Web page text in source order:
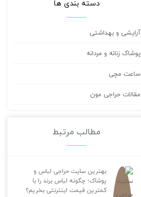
دسته بندی ها
آرایشی و بهداشتی
پوشاک زنانه و مردانه
ساعت مچی
مقالات حراجی مون
مطالب مرتبط
بهترین سایت حراجی لباس و
پوشاک؛ چگونه لباس برند را با
کمترین قیمت اینترنتی بخریم؟